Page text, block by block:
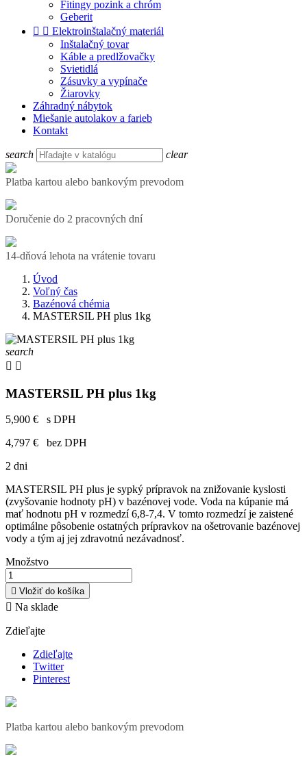
Fitingy pozink a chróm
Geberit
  Elektroinštalačný materiál
Inštalačný tovar
Káble a predlžovačky
Svietidlá
Zásuvky a vypínače
Žiarovky
Záhradný nábytok
Miešanie autolakov a farieb
Kontakt
search clear
Platba kartou alebo bankovým prevodom
Doručenie do 2 pracovných dní
14-dňová lehota na vrátenie tovaru
Úvod
Voľný čas
Bazénová chémia
MASTERSIL PH plus 1kg
search
 
MASTERSIL PH plus 1kg
5,900 €
s DPH
4,797 €
bez DPH
2 dni
MASTERSIL PH plus je sypký prípravok na znižovanie kyslosti
(zvyšovanie hodnoty pH) v bazénovej vode. Voda na kúpanie má
mať hodnotu pH v rozmedzí 6,8-7,4. V tomto rozmedzí je zaistené
optimálne pôsobenie ostatných prípravkov na ošetrovanie bazénovej
vody a tým aj jej zdravotnú nezávadnosť.
Množstvo
 Vložiť do košíka
 Na sklade
Zdieľajte
Zdieľajte
Twitter
Pinterest
Platba kartou alebo bankovým prevodom